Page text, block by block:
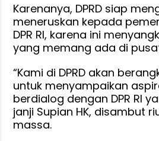
Karenanya, DPRD siap
meneruskan kepada
DPR RI, karena ini
yang memang ada di
“Kami di DPRD akan
untuk menyampaikan
berdialog dengan DPR RI
janji Supian HK, disambut
massa.